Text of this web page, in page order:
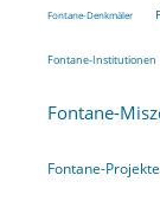
Fontane-Denkmäler
Fontane-Institutionen
Fontane-
Fontane-Projekte